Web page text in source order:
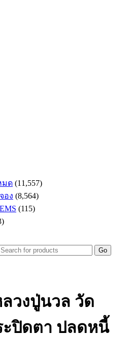
มด (11,557)
อง (8,564)
(115)
Go
วงปู่นวล วัด
ปิดตา ปลดหนี้